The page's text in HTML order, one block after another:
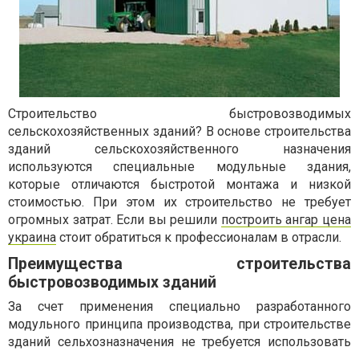
Строительство быстровозводимых
сельскохозяйственных зданий? В основе строительства
зданий сельскохозяйственного назначения
используются специальные модульные здания,
которые отличаются быстротой монтажа и низкой
стоимостью. При этом их строительство не требует
огромных затрат. Если вы решили построить ангар цена
украина стоит обратиться к профессионалам в отрасли.
Преимущества строительства
быстровозводимых зданий
За счет применения специально разработанного
модульного принципа производства, при строительстве
зданий сельхозназначения не требуется использовать